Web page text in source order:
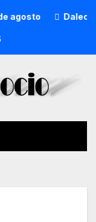
DalecandELA